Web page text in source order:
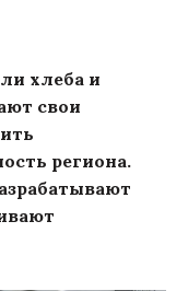
хлеба и
свои
региона.